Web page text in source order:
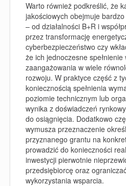
Warto również podkreślić, że
jakościowych obejmuje
– od działalności B+R i
przez transformację
cyberbezpieczeństwo czy
że ich jednoczesne
zaangażowania w wiele
rozwoju. W praktyce część z
koniecznością spełnienia
poziomie technicznym lub
wynika z doświadczeń
do osiągnięcia. Dodatkowo
wymusza przeznaczenie
przyznanego grantu na
prowadzić do konieczności
inwestycji pierwotnie
przedsiębiorcę oraz
wykorzystania wsparcia.